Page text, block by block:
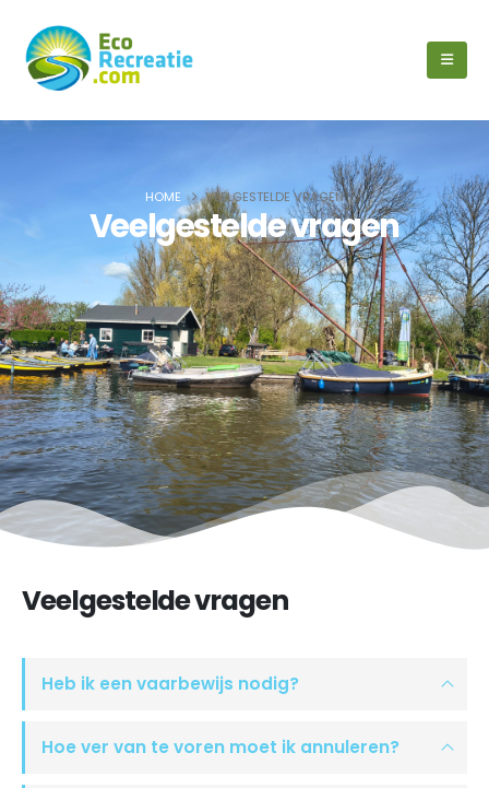
HOME VEELGESTELDE VRAGEN
Veelgestelde vragen
Veelgesteldevragen
Heb ik een vaarbewijs nodig?
Hoe ver van te voren moet ik annuleren?